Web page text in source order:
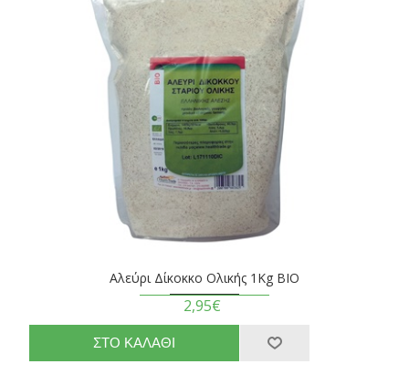
Αλεύρι Δίκοκκο Ολικής 1Kg BIO
2,95€